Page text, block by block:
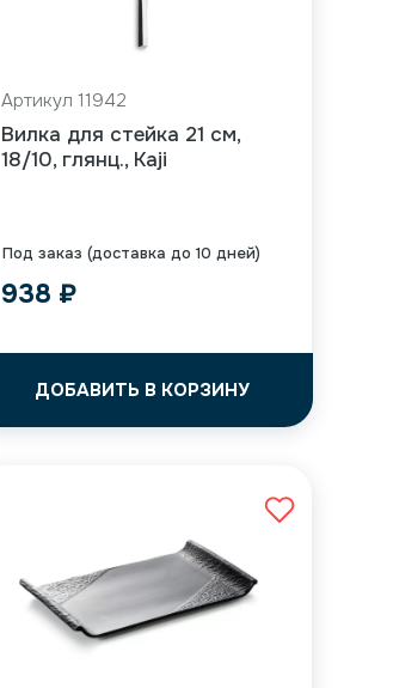
Под заказ (доставка до 10 дней)
Артикул 11942
Вилка для стейка 21 см,
18/10, глянц., Kaji
938 ₽
ДОБАВИТЬ В КОРЗИНУ